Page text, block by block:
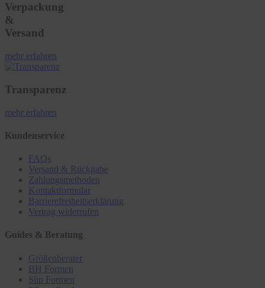
Verpackung
&
Versand
mehr erfahren
Transparenz
mehr erfahren
Kundenservice
FAQs
Versand & Rückgabe
Zahlungsmethoden
Kontaktformular
Barrierefreiheitserklärung
Vertrag widerrufen
Guides & Beratung
Größenberater
BH Formen
Slip Formen